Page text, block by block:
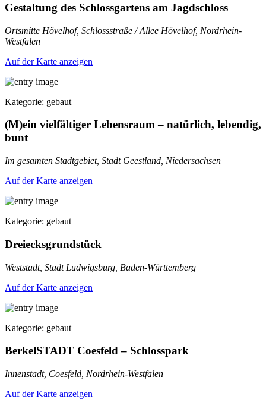
Gestaltung des Schlossgartens am Jagdschloss
Ortsmitte Hövelhof, Schlossstraße / Allee Hövelhof, Nordrhein-
Westfalen
Auf der Karte anzeigen
Kategorie: gebaut
(M)ein vielfältiger Lebensraum – natürlich, lebendig,
bunt
Im gesamten Stadtgebiet, Stadt Geestland, Niedersachsen
Auf der Karte anzeigen
Kategorie: gebaut
Dreiecksgrundstück
Weststadt, Stadt Ludwigsburg, Baden-Württemberg
Auf der Karte anzeigen
Kategorie: gebaut
BerkelSTADT Coesfeld – Schlosspark
Innenstadt, Coesfeld, Nordrhein-Westfalen
Auf der Karte anzeigen